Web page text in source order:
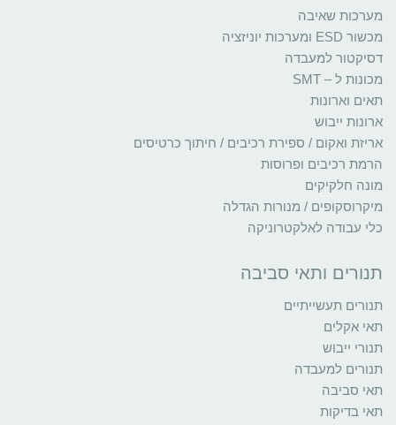
מערכות שאיבה
מכשור ESD ומערכות יוניזציה
דסיקטור למעבדה
מכונות ל – SMT
תאים וארונות
ארונות ייבוש
אריזת ואקום / ספירת רכיבים / חיתוך כרטיסים
הרמת רכיבים ופרוסות
מונה חלקיקים
מיקרוסקופים / מנורות הגדלה
כלי עבודה לאלקטרוניקה
תנורים ותאי סביבה
תנורים תעשייתיים
תאי אקלים
תנורי ייבוש
תנורים למעבדה
תאי סביבה
תאי בדיקות